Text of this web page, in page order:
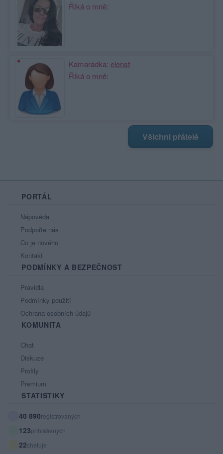
Říká o mně:
Kamarádka: elenst
Říká o mně:
Všichni přátelé
PORTÁL
Nápověda
Podpořte nás
Co je nového
Kontakt
PODMÍNKY A BEZPEČNOST
Pravidla
Podmínky použití
Ochrana osobních údajů
KOMUNITA
Chat
Diskuze
Profily
Premium
STATISTIKY
40 890registrovaných
123přihlášených
22chatuje